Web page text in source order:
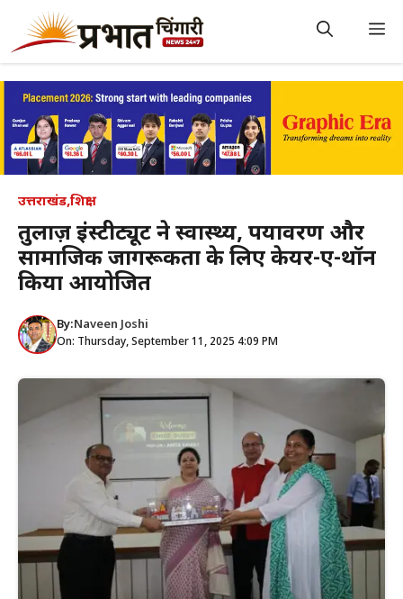
content
उत्तराखंड,शिक्षा
तुलाज़ इंस्टीट्यूट ने स्वास्थ्य, पर्यावरण और
सामाजिक जागरूकता के लिए केयर-ए-थॉन
किया आयोजित
By:Naveen Joshi
On: Thursday, September 11, 2025 4:09 PM